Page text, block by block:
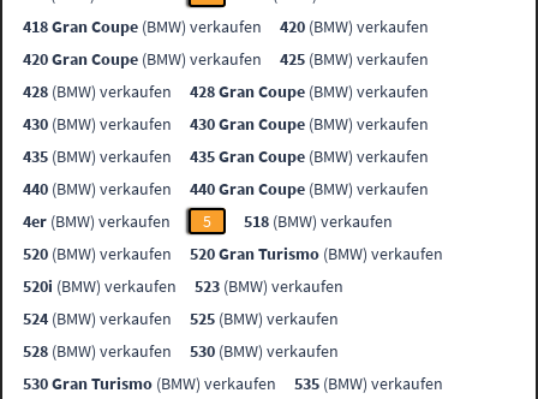
418 Gran Coupe (BMW) verkaufen 420 (BMW) verkaufen
420 Gran Coupe (BMW) verkaufen 425 (BMW) verkaufen
428 (BMW) verkaufen 428 Gran Coupe (BMW) verkaufen
430 (BMW) verkaufen 430 Gran Coupe (BMW) verkaufen
435 (BMW) verkaufen 435 Gran Coupe (BMW) verkaufen
440 (BMW) verkaufen 440 Gran Coupe (BMW) verkaufen
4er (BMW) verkaufen 5 518 (BMW) verkaufen
520 (BMW) verkaufen 520 Gran Turismo (BMW) verkaufen
520i (BMW) verkaufen 523 (BMW) verkaufen
524 (BMW) verkaufen 525 (BMW) verkaufen
528 (BMW) verkaufen 530 (BMW) verkaufen
530 Gran Turismo (BMW) verkaufen 535 (BMW) verkaufen